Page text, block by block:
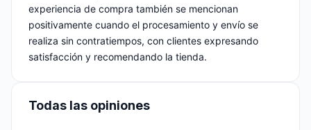
experiencia de compra también se mencionan
positivamente cuando el procesamiento y envío se
realiza sin contratiempos, con clientes expresando
satisfacción y recomendando la tienda.
Todas las opiniones